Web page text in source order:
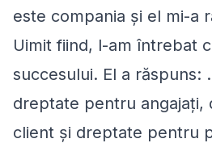
este compania şi el mi-a
Uimit fiind, l-am întrebat
succesului. El a răspuns: .
dreptate pentru
client și dreptate pentru